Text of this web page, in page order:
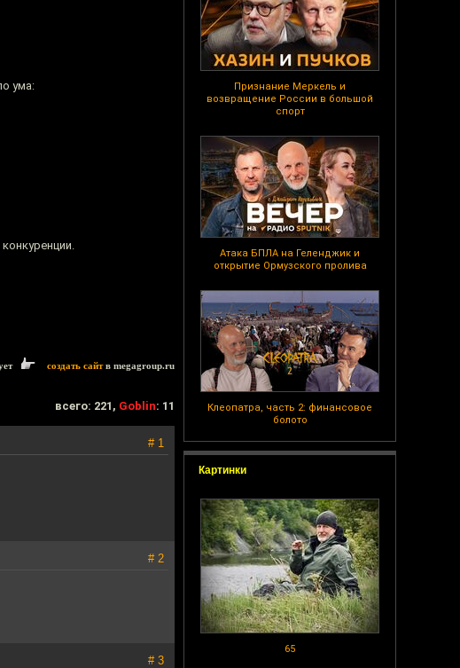
Признание Меркель и
возвращение России в большой
спорт
Атака БПЛА на Геленджик и
открытие Ормузского пролива
Клеопатра, часть 2: финансовое
болото
Картинки
65
ума:
создать сайтв megagroup.ru
всего: 221, Goblin: 11
# 1
# 2
# 3